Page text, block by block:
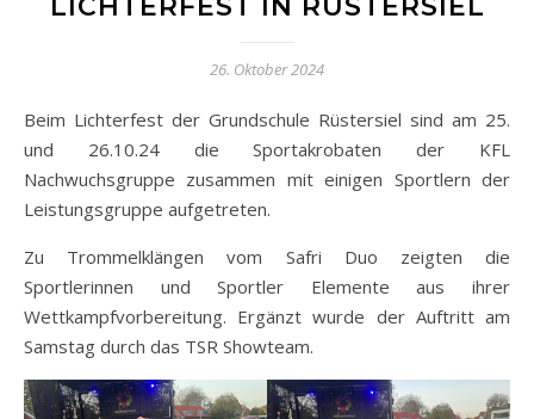
LICHTERFEST IN RÜSTERSIEL
26. Oktober 2024
Beim Lichterfest der Grundschule Rüstersiel sind am 25.
und 26.10.24 die Sportakrobaten der KFL
Nachwuchsgruppe zusammen mit einigen Sportlern der
Leistungsgruppe aufgetreten.
Zu Trommelklängen vom Safri Duo zeigten die
Sportlerinnen und Sportler Elemente aus ihrer
Wettkampfvorbereitung. Ergänzt wurde der Auftritt am
Samstag durch das TSR Showteam.